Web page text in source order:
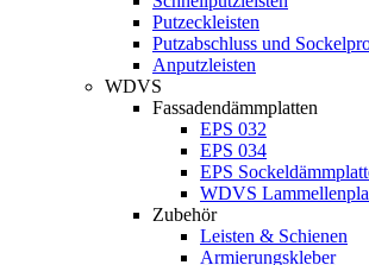
Putzeckleisten
Putzabschluss und
Anputzleisten
WDVS
Fassadendämmplatten
EPS 032
EPS 034
EPS
WDVS
Zubehör
Leisten & Schienen
Armierungskleber